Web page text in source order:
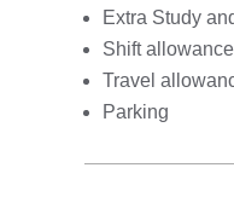
Extra Study
Shift allowance
Travel
Parking